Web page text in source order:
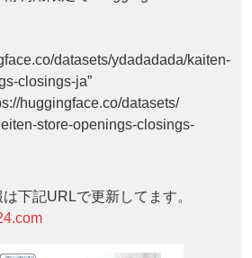
datasets/ydadadada/kaiten-
closings-ja”
huggingface.co/datasets/
store-openings-closings-
下記URLで更新してます。